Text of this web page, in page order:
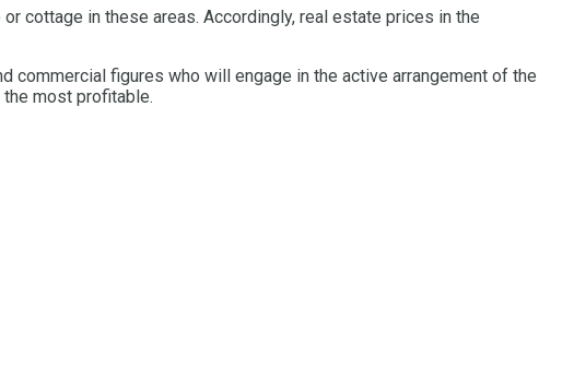
cottage in these areas. Accordingly, real estate prices in the
commercial figures who will engage in the active arrangement of the
most profitable.